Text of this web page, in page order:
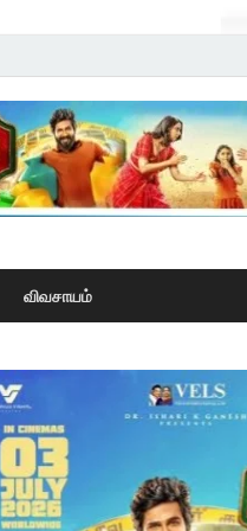
விவசாயம்